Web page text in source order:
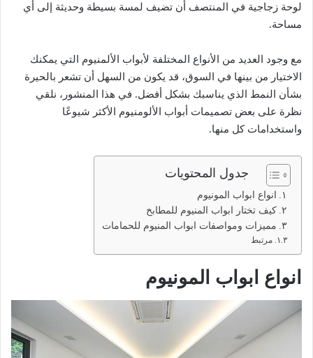
لوحة زجاجية في المنتصف أن تضيف لمسة بسيطة وحديثة إلى أي
مساحة.
مع وجود العديد من الأنواع المختلفة لأبواب الألمنيوم التي يمكنك
الاختيار من بينها في السوق، قد يكون من السهل أن تشعر بالحيرة
بشأن النمط الذي يناسبك بشكل أفضل. في هذا المنشور، نلقي
نظرة على بعض تصميمات أبواب الألومنيوم الأكثر شيوعًا
واستخدامات كل منها.
جدول المحتويات
انواع ابواب المونيوم
كيف تختار ابواب المنيوم للمطابخ
مميزات ومواصفات ابواب المنيوم للحمامات
مرتبط
انواع ابواب المونيوم